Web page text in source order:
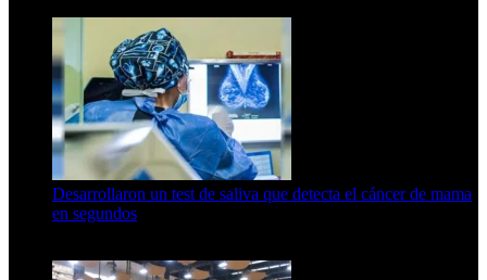
Desarrollaron un test de saliva que detecta el cáncer de mama
en segundos